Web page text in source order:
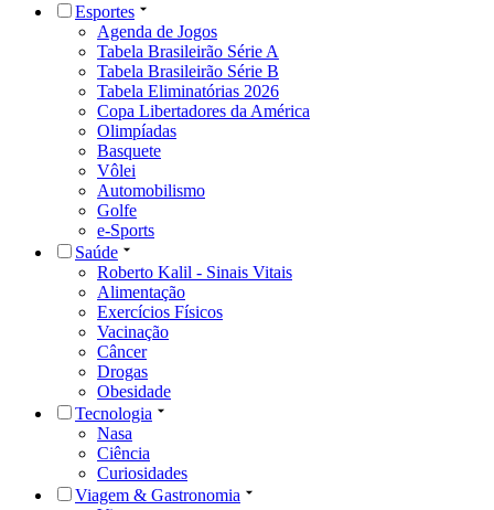
Esportes
Agenda de Jogos
Tabela Brasileirão Série A
Tabela Brasileirão Série B
Tabela Eliminatórias 2026
Copa Libertadores da América
Olimpíadas
Basquete
Vôlei
Automobilismo
Golfe
e-Sports
Saúde
Roberto Kalil - Sinais Vitais
Alimentação
Exercícios Físicos
Vacinação
Câncer
Drogas
Obesidade
Tecnologia
Nasa
Ciência
Curiosidades
Viagem & Gastronomia